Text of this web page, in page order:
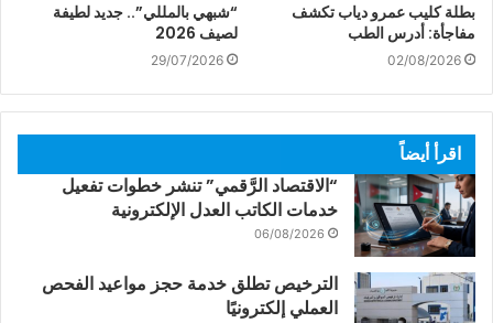
بطلة كليب عمرو دياب تكشف
مفاجأة: أدرس الطب
02/08/2026
“شبهي بالمللي”.. جديد لطيفة
لصيف 2026
29/07/2026
اقرأ أيضاً
“الاقتصاد الرَّقمي” تنشر خطوات تفعيل
خدمات الكاتب العدل الإلكترونية
06/08/2026
الترخيص تطلق خدمة حجز مواعيد الفحص
العملي إلكترونيًا